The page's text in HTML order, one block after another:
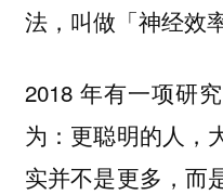
法，叫做 「神经效
2018 年有一项研
为：更聪明的人，
实并不是更多，而